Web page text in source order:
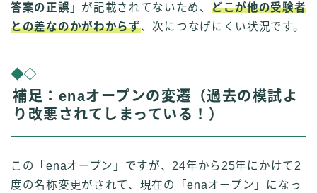
答案の正誤 」が記載されてないため、 どこが他の受験者
との差なのかがわからず、次につなげにくい状況です。
補足：enaオープンの変遷（過去の模試よ
り改悪されてしまっている！）
この「enaオープン」ですが、24年から25年にかけて2
度の名称変更がされて、現在の「enaオープン」になっ